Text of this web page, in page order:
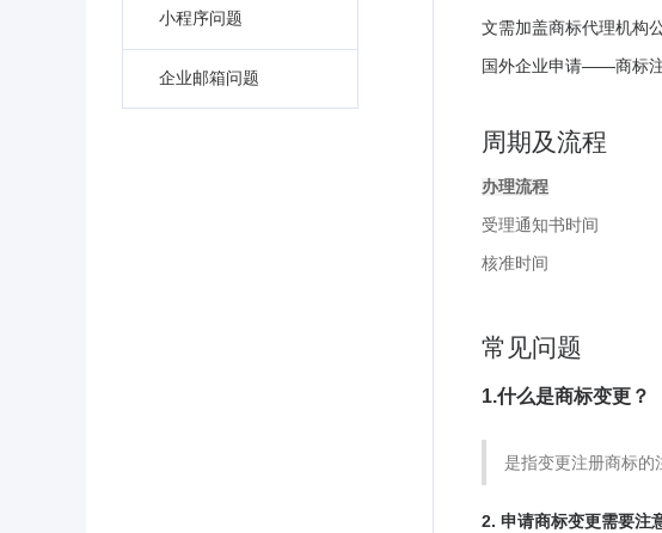
小程序问题
企业邮箱问题
文需加盖商标代理机构
国外企业申请——商标注
周期及流程
办理流程
受理通知书时间
核准时间
常见问题
1.什么是商标变更？
是指变更注册商标的
2. 申请商标变更需要注